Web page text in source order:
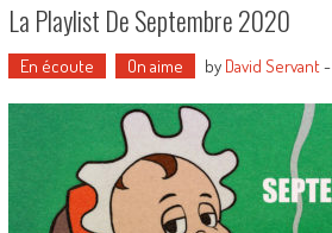
La Playlist De Septembre 2020
En écoute On aime by David Servant-